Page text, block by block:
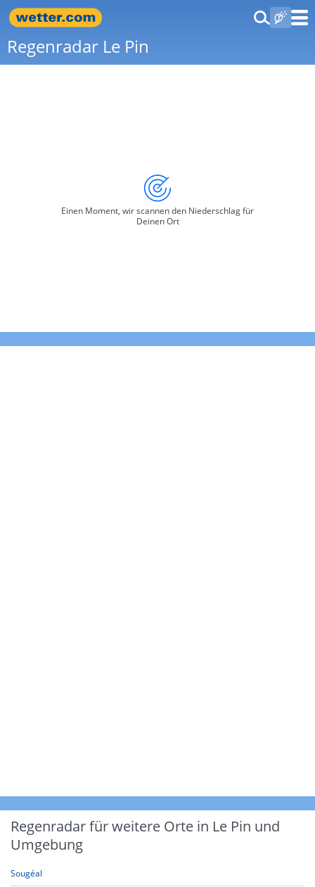
Regenradar Le Pin
Einen Moment, wir scannen den Niederschlag für
Deinen Ort
Regenradar für weitere Orte in Le Pin und
Umgebung
Sougéal